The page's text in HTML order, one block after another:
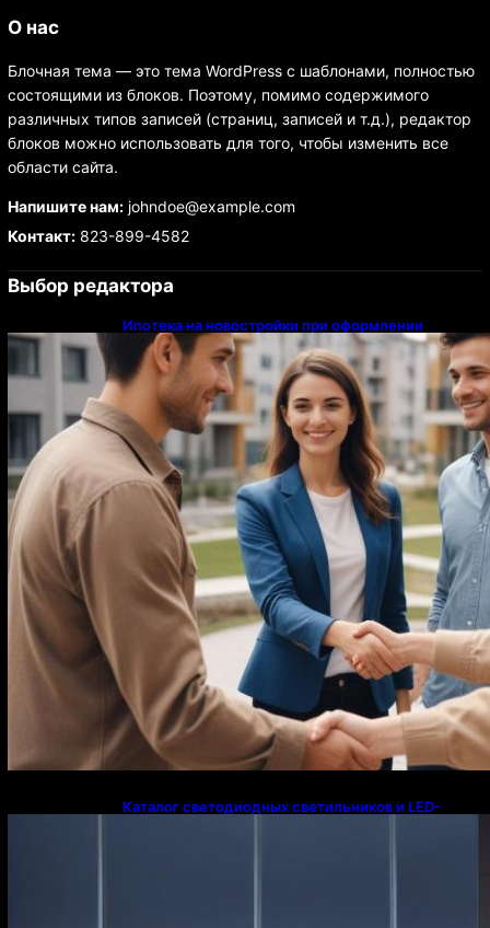
О нас
Блочная тема — это тема WordPress с шаблонами, полностью
состоящими из блоков. Поэтому, помимо содержимого
различных типов записей (страниц, записей и т.д.), редактор
блоков можно использовать для того, чтобы изменить все
области сайта.
Напишите нам:johndoe@example.com
Контакт:823-899-4582
Выбор редактора
Ипотека на новостройки при оформлении
напрямую у застройщика
Каталог светодиодных светильников и LED-